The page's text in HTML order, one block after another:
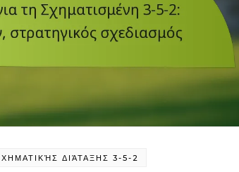
ΔΙΆΤΑΞΗΣ 3-5-2